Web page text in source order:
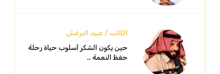
الكاتب / عبيد البرغش
حين يكون الشكر أسلوب حياة رحلة
حفظ النعمة ..